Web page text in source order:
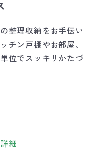
整理収納をお手伝い
チン戸棚やお部屋、
位でスッキリかたづ
細